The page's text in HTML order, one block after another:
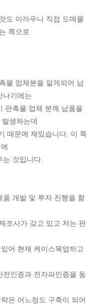
도 아까우니 직접 도매몰
쪽으로
물 업체분을 알게되어 납
나기에는
판촉물 업체 분께 납품을
생하는데
때문에 재밌습니다. 이 쪽
것입니다.
품 개발 및 투자 진행을 함
조사가 갖고 있고 저는 판
어 현재 케이스목업하고
인증과 전자파인증을 동
은 어느정도 구축이 되어